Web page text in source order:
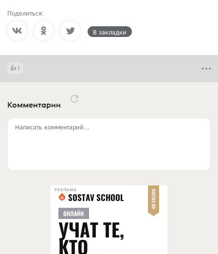
Поделиться:
В закладки
1
Комментарии
Написать комментарий...
РЕКЛАМА